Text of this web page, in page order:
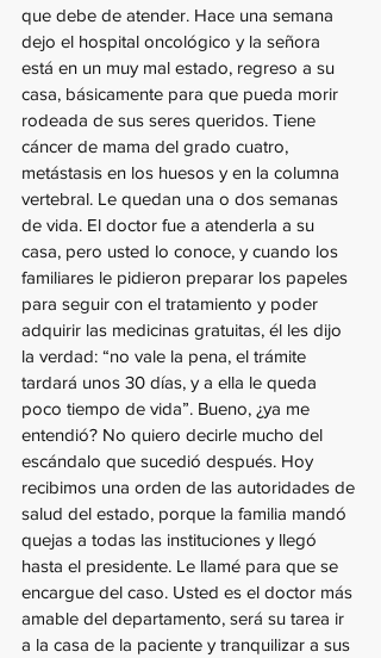
que debe de atender. Hace una semana
dejo el hospital oncológico y la señora
está en un muy mal estado, regreso a su
casa, básicamente para que pueda morir
rodeada de sus seres queridos. Tiene
cáncer de mama del grado cuatro,
metástasis en los huesos y en la columna
vertebral. Le quedan una o dos semanas
de vida. El doctor fue a atenderla a su
casa, pero usted lo conoce, y cuando los
familiares le pidieron preparar los papeles
para seguir con el tratamiento y poder
adquirir las medicinas gratuitas, él les dijo
la verdad: “no vale la pena, el trámite
tardará unos 30 días, y a ella le queda
poco tiempo de vida”. Bueno, ¿ya me
entendió? No quiero decirle mucho del
escándalo que sucedió después. Hoy
recibimos una orden de las autoridades de
salud del estado, porque la familia mandó
quejas a todas las instituciones y llegó
hasta el presidente. Le llamé para que se
encargue del caso. Usted es el doctor más
amable del departamento, será su tarea ir
a la casa de la paciente y tranquilizar a sus